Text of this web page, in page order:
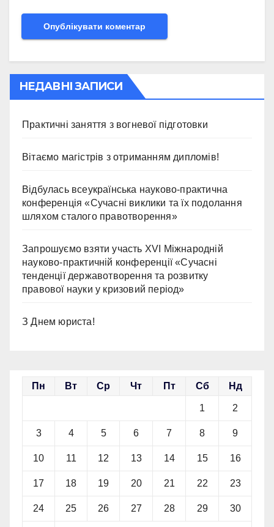
НЕДАВНІ ЗАПИСИ
Практичні заняття з вогневої підготовки
Вітаємо магістрів з отриманням дипломів!
Відбулась всеукраїнська науково-практична
конференція «Сучасні виклики та їх подолання
шляхом сталого правотворення»
Запрошуємо взяти участь ХVІ Міжнародній
науково-практичній конференції «Сучасні
тенденції державотворення та розвитку
правової науки у кризовий період»
З Днем юриста!
Пн Вт Ср Чт Пт Сб Нд
1 2
3 4 5 6 7 8 9
10 11 12 13 14 15 16
17 18 19 20 21 22 23
24 25 26 27 28 29 30